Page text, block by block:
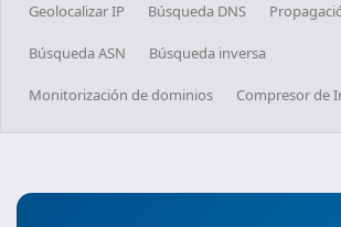
Geolocalizar IP Búsqueda DNS
Búsqueda ASN Búsqueda inversa
Monitorización de dominios Compresor de